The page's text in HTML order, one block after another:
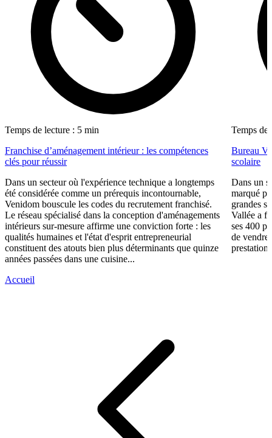
Temps de lecture : 5 min
Franchise d’aménagement intérieur : les compétences
clés pour réussir
Dans un secteur où l'expérience technique a longtemps
été considérée comme un prérequis incontournable,
Venidom bouscule les codes du recrutement franchisé.
Le réseau spécialisé dans la conception d'aménagements
intérieurs sur-mesure affirme une conviction forte : les
qualités humaines et l'état d'esprit entrepreneurial
constituent des atouts bien plus déterminants que quinze
années passées dans une cuisine...
Temps de
Bureau
scolaire
Dans un
marqué
grandes
Vallée a
ses 400
de vendre
Accueil